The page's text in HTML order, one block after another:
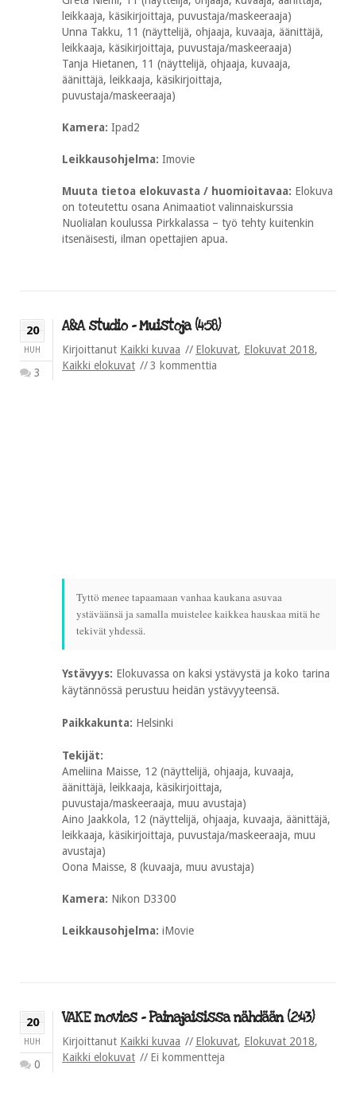
leikkaaja, käsikirjoittaja, puvustaja/maskeeraaja)
Unna Takku, 11 (näyttelijä, ohjaaja, kuvaaja, äänittäjä,
leikkaaja, käsikirjoittaja, puvustaja/maskeeraaja)
Tanja Hietanen, 11 (näyttelijä, ohjaaja, kuvaaja,
äänittäjä, leikkaaja, käsikirjoittaja,
puvustaja/maskeeraaja)
Kamera: Ipad2
Leikkausohjelma: Imovie
Muuta tietoa elokuvasta / huomioitavaa: Elokuva
on toteutettu osana Animaatiot valinnaiskurssia
Nuolialan koulussa Pirkkalassa – työ tehty kuitenkin
itsenäisesti, ilman opettajien apua.
20
HUH
3
A&A studio – Muistoja (4:58)
Kirjoittanut Kaikki kuvaa Elokuvat, Elokuvat 2018,
Kaikki elokuvat
3 kommenttia
Tyttö menee tapaamaan vanhaa kaukana asuvaa
ystäväänsä ja samalla muistelee kaikkea hauskaa mitä he
tekivät yhdessä.
Ystävyys: Elokuvassa on kaksi ystävystä ja koko tarina
käytännössä perustuu heidän ystävyyteensä.
Paikkakunta: Helsinki
Tekijät:
Ameliina Maisse, 12 (näyttelijä, ohjaaja, kuvaaja,
äänittäjä, leikkaaja, käsikirjoittaja,
puvustaja/maskeeraaja, muu avustaja)
Aino Jaakkola, 12 (näyttelijä, ohjaaja, kuvaaja, äänittäjä,
leikkaaja, käsikirjoittaja, puvustaja/maskeeraaja, muu
avustaja)
Oona Maisse, 8 (kuvaaja, muu avustaja)
Kamera: Nikon D3300
Leikkausohjelma: iMovie
20
HUH
0
VAKE movies – Painajaisissa nähdään (2:43)
Kirjoittanut Kaikki kuvaa Elokuvat, Elokuvat 2018,
Kaikki elokuvat
Ei kommentteja